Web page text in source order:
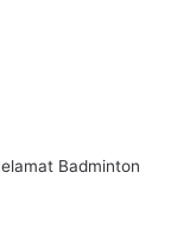
Badminton